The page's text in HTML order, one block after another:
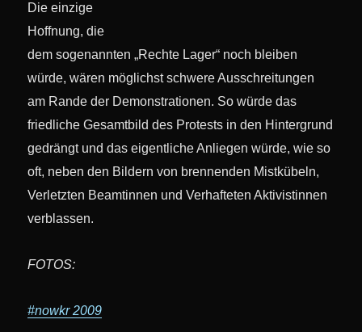
Die einzige
Hoffnung, die
dem sogenannten „Rechte Lager“ noch bleiben
würde, wären möglichst schwere Ausschreitungen
am Rande der Demonstrationen. So würde das
friedliche Gesamtbild des Protests in den Hintergrund
gedrängt und das eigentliche Anliegen würde, wie so
oft, neben den Bildern von brennenden Mistkübeln,
Verletzten Beamtinnen und Verhafteten Aktivistinnen
verblassen.
FOTOS:
#nowkr 2009